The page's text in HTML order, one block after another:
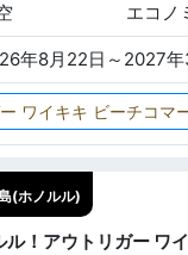
エコノ
年8月22日～2027
ワイキキ ビーチコマ
(ホノルル)
！アウトリガー ワ